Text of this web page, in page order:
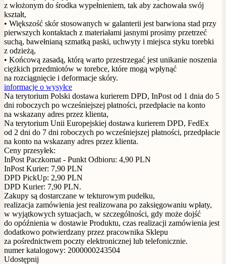
z włożonym do środka wypełnieniem, tak aby zachowała swój
kształt,
• Większość skór stosowanych w galanterii jest barwiona stad przy
pierwszych kontaktach z materiałami jasnymi prosimy przetrzeć
suchą, bawełnianą szmatką paski, uchwyty i miejsca styku torebki
z odzieżą,
• Końcową zasadą, którą warto przestrzegać jest unikanie noszenia
ciężkich przedmiotów w torebce, które mogą wpłynąć
na rozciągnięcie i deformacje skóry.
informacje o wysyłce
Na terytorium Polski dostawa kurierem DPD, InPost od 1 dnia do 5
dni roboczych po wcześniejszej płatności, przedpłacie na konto
na wskazany adres przez klienta,
Na terytorium Unii Europejskiej dostawa kurierem DPD, FedEx
od 2 dni do 7 dni roboczych po wcześniejszej płatności, przedpłacie
na konto na wskazany adres przez klienta.
Ceny przesyłek:
InPost Paczkomat - Punkt Odbioru: 4,90 PLN
InPost Kurier: 7,90 PLN
DPD PickUp: 2,90 PLN
DPD Kurier: 7,90 PLN.
Zakupy są dostarczane w tekturowym pudełku,
realizacja zamówienia jest realizowana po zaksięgowaniu wpłaty,
w wyjątkowych sytuacjach, w szczególności, gdy może dojść
do opóźnienia w dostawie Produktu, czas realizacji zamówienia jest
dodatkowo potwierdzany przez pracownika Sklepu
za pośrednictwem poczty elektronicznej lub telefonicznie.
numer katalogowy: 2000000243504
Udostępnij